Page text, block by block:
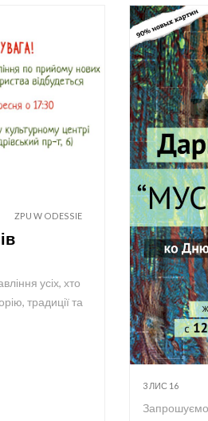
ZPU W ODESSIE
усіх, хто
традиції та
3 ЛИС 16
Запрошуємо